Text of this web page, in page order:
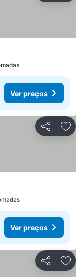
Ver preços
Partilhar
Ver preços
Partilhar